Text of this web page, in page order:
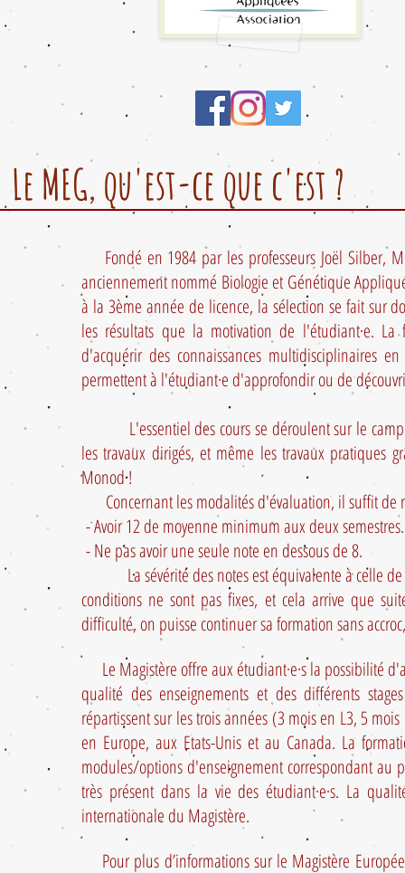
Fondé en 1984 par les professeurs Joël Silber,
anciennement nommé Biologie et Génétique
à la 3ème année de licence, la sélection se fait sur
les résultats que la motivation de l'étudiant·e.
d'acquérir des connaissances multidisciplinaires
permettent à l'étudiant·e d'approfondir ou de
L'essentiel des cours se déroulent sur le
les travaux dirigés, et même les travaux pratiques
Monod !
Concernant les modalités d'évaluation, il suffit de
- Avoir 12 de moyenne minimum aux deux semestres.
- Ne pas avoir une seule note en dessous de 8.
La sévérité des notes est équivalente à celle de
conditions ne sont pas fixes, et cela arrive que
difficulté, on puisse continuer sa formation sans
Le Magistère offre aux étudiant·e·s la possibilité
qualité des enseignements et des différents
répartissent sur les trois années (3 mois en L3, 5
en Europe, aux Etats-Unis et au Canada. La
modules/options d'enseignement correspondant au
très présent dans la vie des étudiant·e·s. La
internationale du Magistère.
Pour plus d’informations sur le Magistère
Le MEG, qu'est-ce que c'est ?